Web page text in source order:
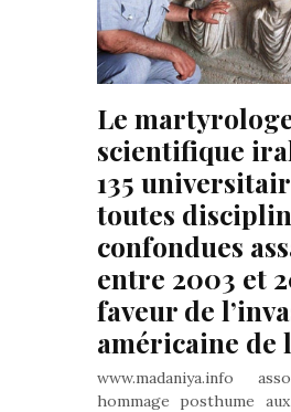
Le
scientifique
135
toutes
confondues
entre 2003 et
faveur de
américaine de
www.madaniya.info
hommage posthume